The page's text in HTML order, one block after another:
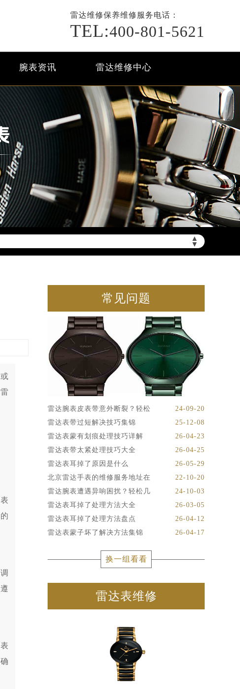
雷达维修保养维修服务电话：
TEL:400-801-5621
腕表资讯 雷达维修中心
▲
▼
常见问题
雷达腕表皮表带意外断裂？轻松
24-09-20
雷达表带过短解决技巧集锦
25-12-08
雷达表蒙有划痕处理技巧详解
26-04-23
雷达表带太紧处理技巧大全
26-04-25
雷达表耳掉了原因是什么
26-05-29
北京雷达手表的维修服务地址在
22-10-20
雷达腕表遭遇异响困扰？轻松几
24-10-03
雷达表耳掉了处理方法大全
26-03-05
雷达表耳掉了处理方法盘点
26-04-12
雷达表蒙子坏了解决方法集锦
26-04-17
换一组看看
雷达表维修